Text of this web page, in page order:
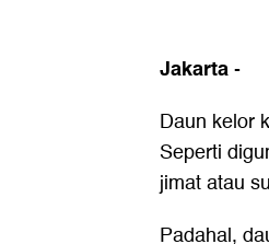
Jakarta-
Daun kelor
Seperti
jimat atau
Padahal,